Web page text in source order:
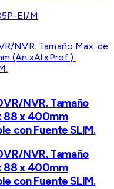
EI/M
NVR. Tamaño
88 x 400mm
con Fuente SLIM.
NVR. Tamaño
88 x 400mm
con Fuente SLIM.